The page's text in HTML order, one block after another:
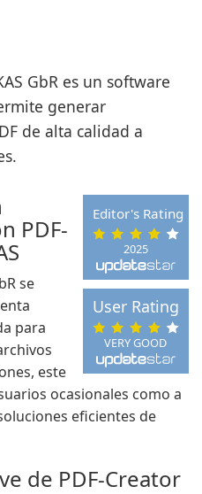
GbR es un software
generar
de alta calidad a
2025
Editor's Rating
VERY GOOD
User Rating
PDF-
se
para
este
ocasionales como a
eficientes de
de PDF-Creator